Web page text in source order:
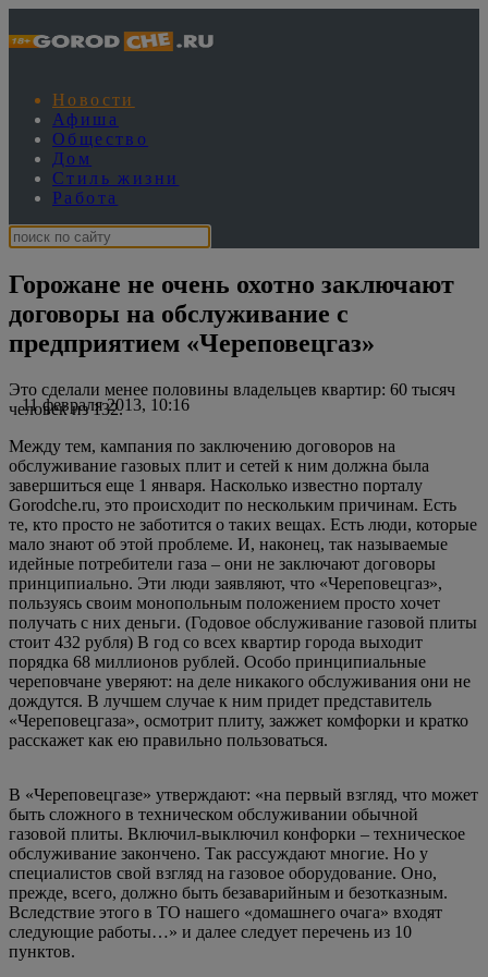
Новости
Афиша
Общество
Дом
Стиль жизни
Работа
Горожане не очень охотно заключают
договоры на обслуживание с
предприятием «Череповецгаз»
11 февраля 2013, 10:16
Это сделали менее половины владельцев квартир: 60 тысяч
человек из 132.
Между тем, кампания по заключению договоров на
обслуживание газовых плит и сетей к ним должна была
завершиться еще 1 января. Насколько известно порталу
Gorodche.ru, это происходит по нескольким причинам. Есть
те, кто просто не заботится о таких вещах. Есть люди, которые
мало знают об этой проблеме. И, наконец, так называемые
идейные потребители газа – они не заключают договоры
принципиально. Эти люди заявляют, что «Череповецгаз»,
пользуясь своим монопольным положением просто хочет
получать с них деньги. (Годовое обслуживание газовой плиты
стоит 432 рубля) В год со всех квартир города выходит
порядка 68 миллионов рублей. Особо принципиальные
череповчане уверяют: на деле никакого обслуживания они не
дождутся. В лучшем случае к ним придет представитель
«Череповецгаза», осмотрит плиту, зажжет комфорки и кратко
расскажет как ею правильно пользоваться.
В «Череповецгазе» утверждают: «на первый взгляд, что может
быть сложного в техническом обслуживании обычной
газовой плиты. Включил-выключил конфорки – техническое
обслуживание закончено. Так рассуждают многие. Но у
специалистов свой взгляд на газовое оборудование. Оно,
прежде, всего, должно быть безаварийным и безотказным.
Вследствие этого в ТО нашего «домашнего очага» входят
следующие работы…» и далее следует перечень из 10
пунктов.